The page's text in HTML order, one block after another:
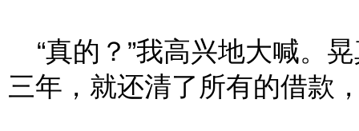
“真的？”我高兴地大喊。
三年，就还清了所有的借款